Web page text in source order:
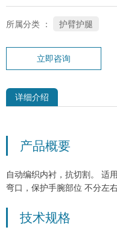
手
所属分类 ： 护臂护腿
立即咨询
详细介绍
产品概要
自动编织内衬，抗切割。 适
弯口，保护手腕部位 不分左
技术规格